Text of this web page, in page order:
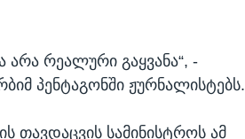
არა რეალური გაყვანა“, -
პენტაგონში ჟურნალისტებს.
თავდაცვის სამინისტროს ამ